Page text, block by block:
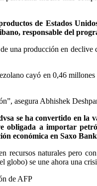
de Estados
responsable del
una producción en declive
cayó en 0,46
asegura Abhishek
se ha convertido en la
obligada a importar
económica en Saxo
recursos naturales pero
globo) se une ahora una
de AFP